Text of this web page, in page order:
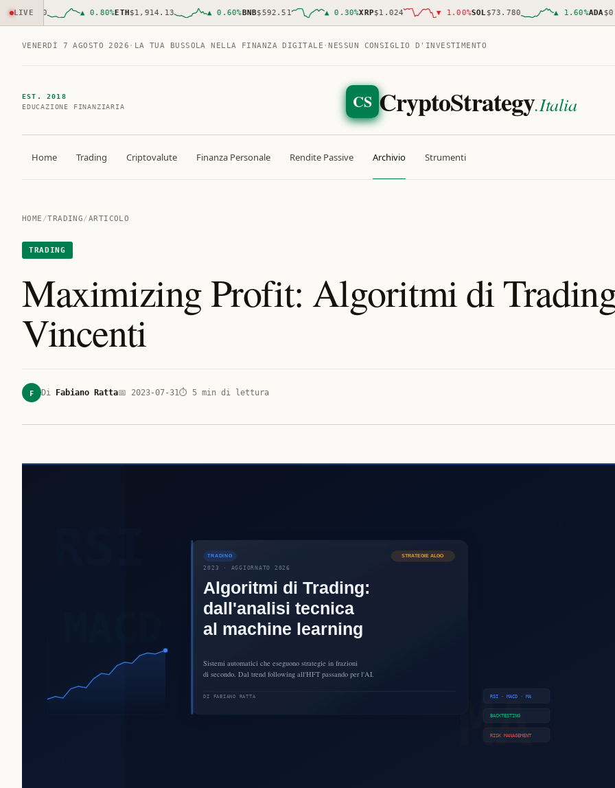
LIVE ▲ 0.80% ETH$1,914.13 ▲ 0.60% BNB$592.51 ▲ 0.30% XRP$1.024 ▼ 1.00% SOL$73.780 ▲ 1.60% ADA
VENERDÌ 7 AGOSTO 2026 · LA TUA BUSSOLA NELLA FINANZA DIGITALE ·NESSUN CONSIGLIO D'INVESTIMENTO
EST. 2018
EDUCAZIONE FINANZIARIA
CS CryptoStrategy.Italia
Home Trading Criptovalute Finanza Personale Rendite Passive Archivio Strumenti
HOME /TRADING/ARTICOLO
TRADING
Maximizing Profit: Algoritmi di
Vincenti
F Di Fabiano Ratta📅 2023-07-31⏱ 5 min di lettura